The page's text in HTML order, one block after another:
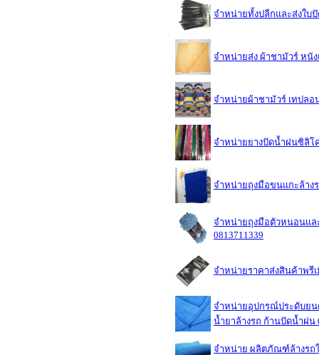
จำหน่ายทั้งปลีกและส่งใบ
จำหน่ายส่ง ผ้าชามัวร์ หนัง
จำหน่ายผ้าชามัวร์ เทปลอ
จำหน่ายยางปัดน้ำฝนซิลิโ
จำหน่ายถุงมือขนแกะล้าง
จำหน่ายถุงมือตัวหนอนแล
0813711339
จำหน่ายราคาส่งสินค้าพรี
จำหน่ายอุปกรณ์ประดับยน
น้ำยาล้างรถ ก้านปัดน้ำฝน
จำหน่าย ผลิตภัณฑ์ล้างรถ